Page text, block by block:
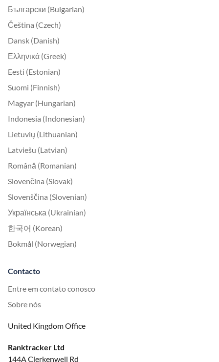
Български (Bulgarian)
Čeština (Czech)
Dansk (Danish)
Ελληνικά (Greek)
Eesti (Estonian)
Suomi (Finnish)
Magyar (Hungarian)
Indonesia (Indonesian)
Lietuvių (Lithuanian)
Latviešu (Latvian)
Română (Romanian)
Slovenčina (Slovak)
Slovenščina (Slovenian)
Українська (Ukrainian)
한국어 (Korean)
Bokmål (Norwegian)
Contacto
Entre em contato conosco
Sobre nós
United Kingdom Office
Ranktracker Ltd
144A Clerkenwell Rd